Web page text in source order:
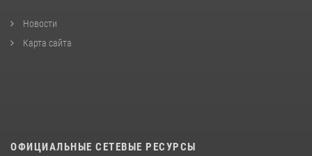
Новости
Карта сайта
ОФИЦИАЛЬНЫЕ СЕТЕВЫЕ РЕСУРСЫ